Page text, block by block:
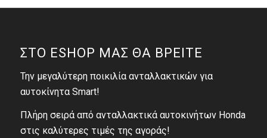
ΣΤΟ ESHOP ΜΑΣ ΘΑ ΒΡΕΙΤΕ
Την μεγαλύτερη ποικιλία ανταλλακτικών για
αυτοκίνητα Smart!
Πλήρη σειρά από ανταλλακτικά αυτοκινήτων Honda
στις καλύτερες τιμές της αγοράς!